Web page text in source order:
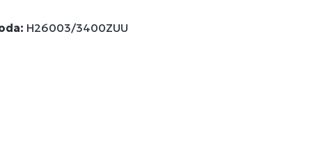
H26003/3400ZUU